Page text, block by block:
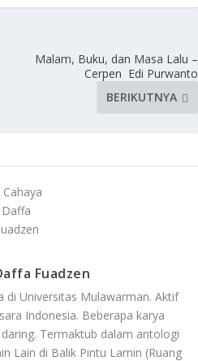
Malam, Buku, dan Masa Lalu –
Cerpen Edi Purwanto
BERIKUTNYA
Fuadzen
di Universitas Mulawarman. Aktif
Indonesia. Beberapa karya
Termaktub dalam antologi
Lain di Balik Pintu Lamin (Ruang